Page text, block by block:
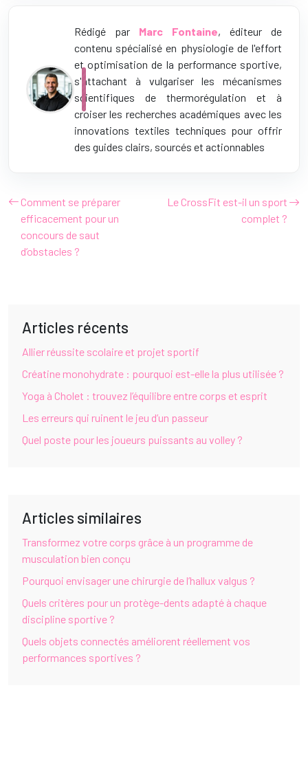
Rédigé par Marc Fontaine, éditeur de
contenu spécialisé en physiologie de l'effort
et optimisation de la performance sportive,
s'attachant à vulgariser les mécanismes
scientifiques de thermorégulation et à
croiser les recherches académiques avec les
innovations textiles techniques pour offrir
des guides clairs, sourcés et actionnables
Comment se préparer
efficacement pour un
concours de saut
d’obstacles ?
Le CrossFit est-il un sport
complet ?
Articles récents
Allier réussite scolaire et projet sportif
Créatine monohydrate : pourquoi est-elle la plus utilisée ?
Yoga à Cholet : trouvez l’équilibre entre corps et esprit
Les erreurs qui ruinent le jeu d’un passeur
Quel poste pour les joueurs puissants au volley ?
Articles similaires
Transformez votre corps grâce à un programme de
musculation bien conçu
Pourquoi envisager une chirurgie de l’hallux valgus ?
Quels critères pour un protège-dents adapté à chaque
discipline sportive ?
Quels objets connectés améliorent réellement vos
performances sportives ?